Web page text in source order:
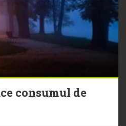
consumul de